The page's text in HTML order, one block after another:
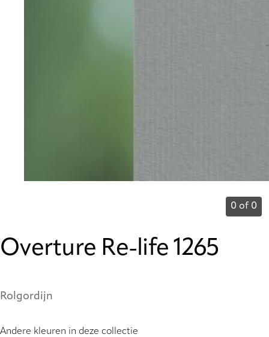
0 of 0
Overture Re-life 1265
Rolgordijn
Andere kleuren in deze collectie